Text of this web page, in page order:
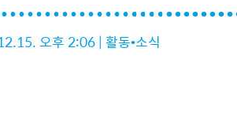
오후 2:06| 활동•소식